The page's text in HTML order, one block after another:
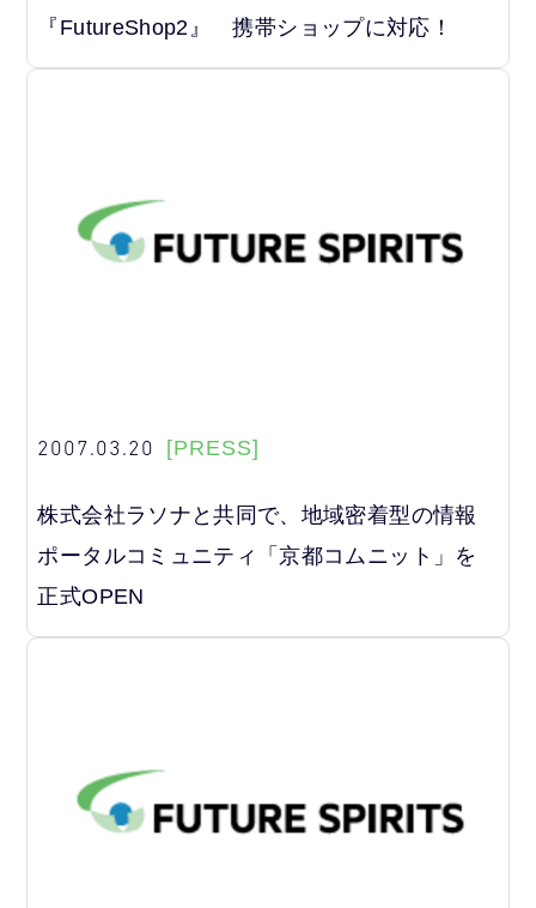
『FutureShop2』 携帯ショップに対応！
2007.03.20 [PRESS]
株式会社ラソナと共同で、地域密着型の情報
ポータルコミュニティ「京都コムニット」を
正式OPEN